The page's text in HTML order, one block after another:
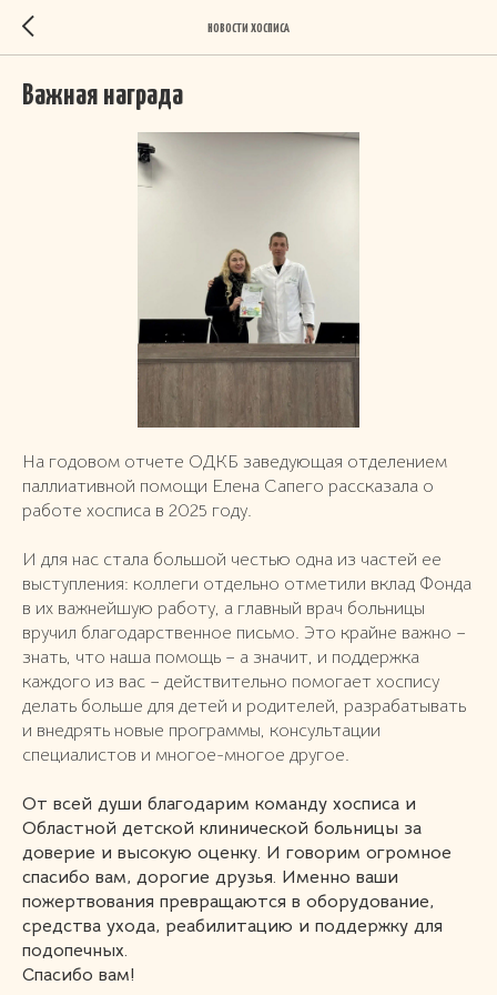
НОВОСТИ ХОСПИСА
Важная награда
На годовом отчете ОДКБ заведующая отделением
паллиативной помощи Елена Сапего рассказала о
работе хосписа в 2025 году.
И для нас стала большой честью одна из частей ее
выступления: коллеги отдельно отметили вклад Фонда
в их важнейшую работу, а главный врач больницы
вручил благодарственное письмо. Это крайне важно –
знать, что наша помощь – а значит, и поддержка
каждого из вас – действительно помогает хоспису
делать больше для детей и родителей, разрабатывать
и внедрять новые программы, консультации
специалистов и многое-многое другое.
От всей души благодарим команду хосписа и
Областной детской клинической больницы за
доверие и высокую оценку. И говорим огромное
спасибо вам, дорогие друзья. Именно ваши
пожертвования превращаются в оборудование,
средства ухода, реабилитацию и поддержку для
подопечных.
Спасибо вам!